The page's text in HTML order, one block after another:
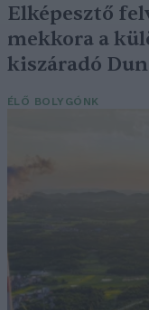
Elképesztő
mekkora a
kiszáradó
ÉLŐ BOLYGÓNK